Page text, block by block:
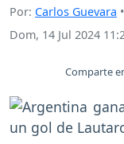
Por: Carlos Guevara
Dom, 14 Jul 2024
Comparte